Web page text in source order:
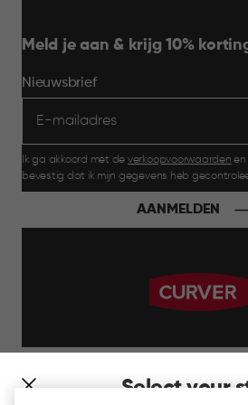
Select your
Meld je aan & krijg 10%
Nieuwsbrief
Ik ga akkoord met de verkoopvoorwaarden
bevestig dat ik mijn gegevens heb
AANMELDEN